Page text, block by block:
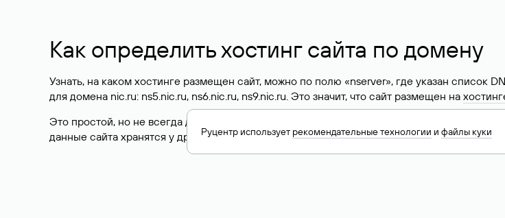
Как определить хостинг сайта по домену
Узнать, на каком хостинге размещен сайт, можно по полю «nserver», где указан
для домена nic.ru: ns5.nic.ru, ns6.nic.ru, ns9.nic.ru. Это значит, что сайт размещен на
Это простой, но не всегда достоверный способ узнать хостинг-провайдера сайта.
данные сайта хранятся у другого хостинг-провайдера.
Руцентр использует рекомендательные технологии и файлы куки